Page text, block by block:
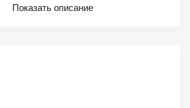
Показать описание